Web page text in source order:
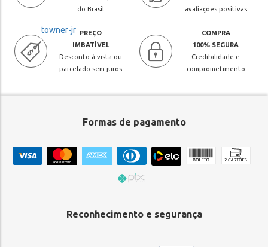
do Brasil
avaliações positivas
PREÇO
IMBATÍVEL
Desconto à vista ou
parcelado sem juros
COMPRA
100% SEGURA
Credibilidade e
comprometimento
Formas de pagamento
Reconhecimento e segurança